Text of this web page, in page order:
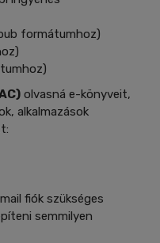
formátumhoz)
olvasná e-könyveit,
alkalmazások
fiók szükséges
semmilyen